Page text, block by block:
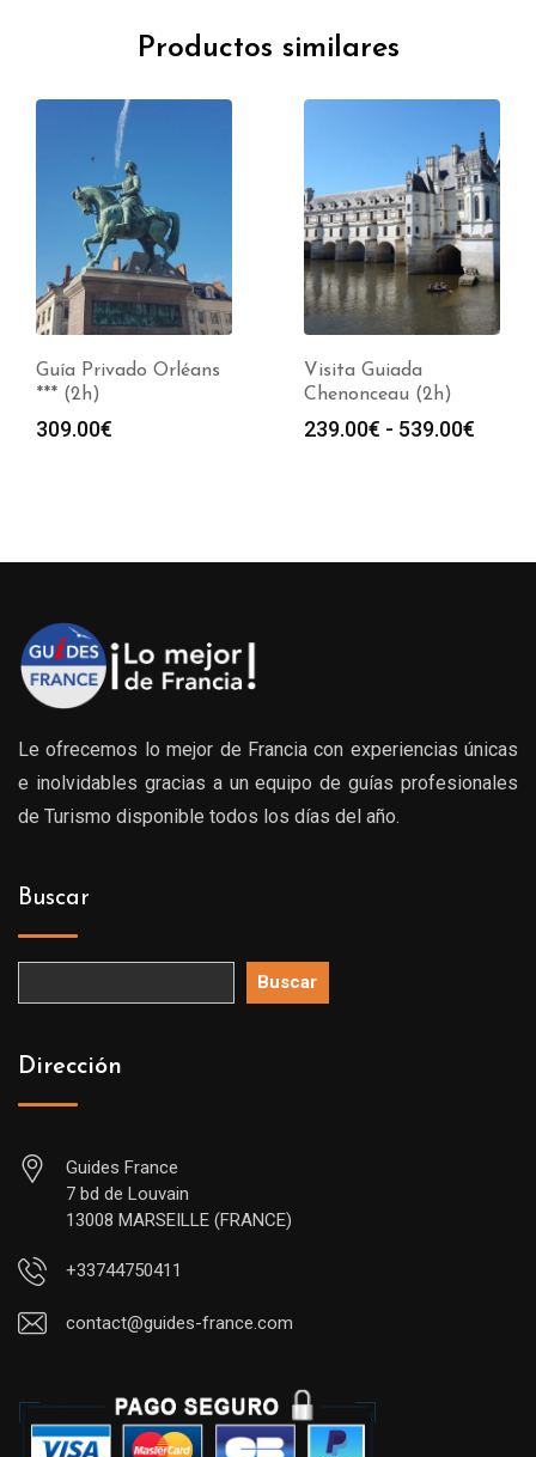
Productos similares
Guía Privado Orléans
*** (2h)
309.00€
Visita Guiada
Chenonceau (2h)
239.00€ - 539.00€
hasta
Le ofrecemos lo mejor de Francia con experiencias únicas
e inolvidables gracias a un equipo de guías profesionales
de Turismo disponible todos los días del año.
Buscar
Buscar
Dirección
Guides France
7 bd de Louvain
13008 MARSEILLE (FRANCE)
+33744750411
contact@guides-france.com